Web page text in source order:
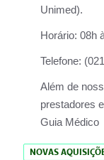
Unimed).
Horário: 08h
Telefone:
Além de
prestadores
Guia Médico
NOVAS